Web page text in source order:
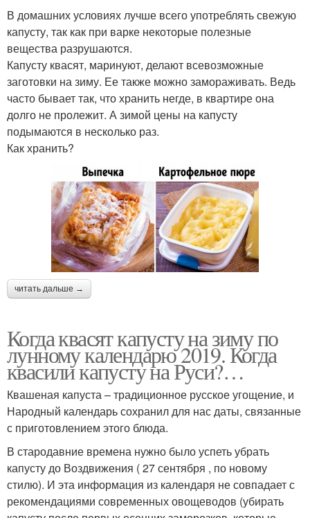
В домашних условиях лучше всего употреблять свежую
капусту, так как при варке некоторые полезные
вещества разрушаются.
Капусту квасят, маринуют, делают всевозможные
заготовки на зиму. Ее также можно замораживать. Ведь
часто бывает так, что хранить негде, в квартире она
долго не пролежит. А зимой цены на капусту
подымаются в несколько раз.
Как хранить?
читать дальше →
Когда квасят капусту на зиму по
лунному календарю 2019. Когда
квасили капусту на Руси?…
Квашеная капуста – традиционное русское угощение, и
Народный календарь сохранил для нас даты, связанные
с приготовлением этого блюда.
В стародавние времена нужно было успеть убрать
капусту до Воздвижения ( 27 сентября , по новому
стилю). И эта информация из календаря не совпадает с
рекомендациями современных овощеводов (убирать